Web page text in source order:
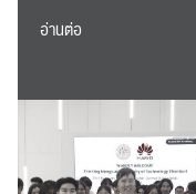
อ่านต่อ